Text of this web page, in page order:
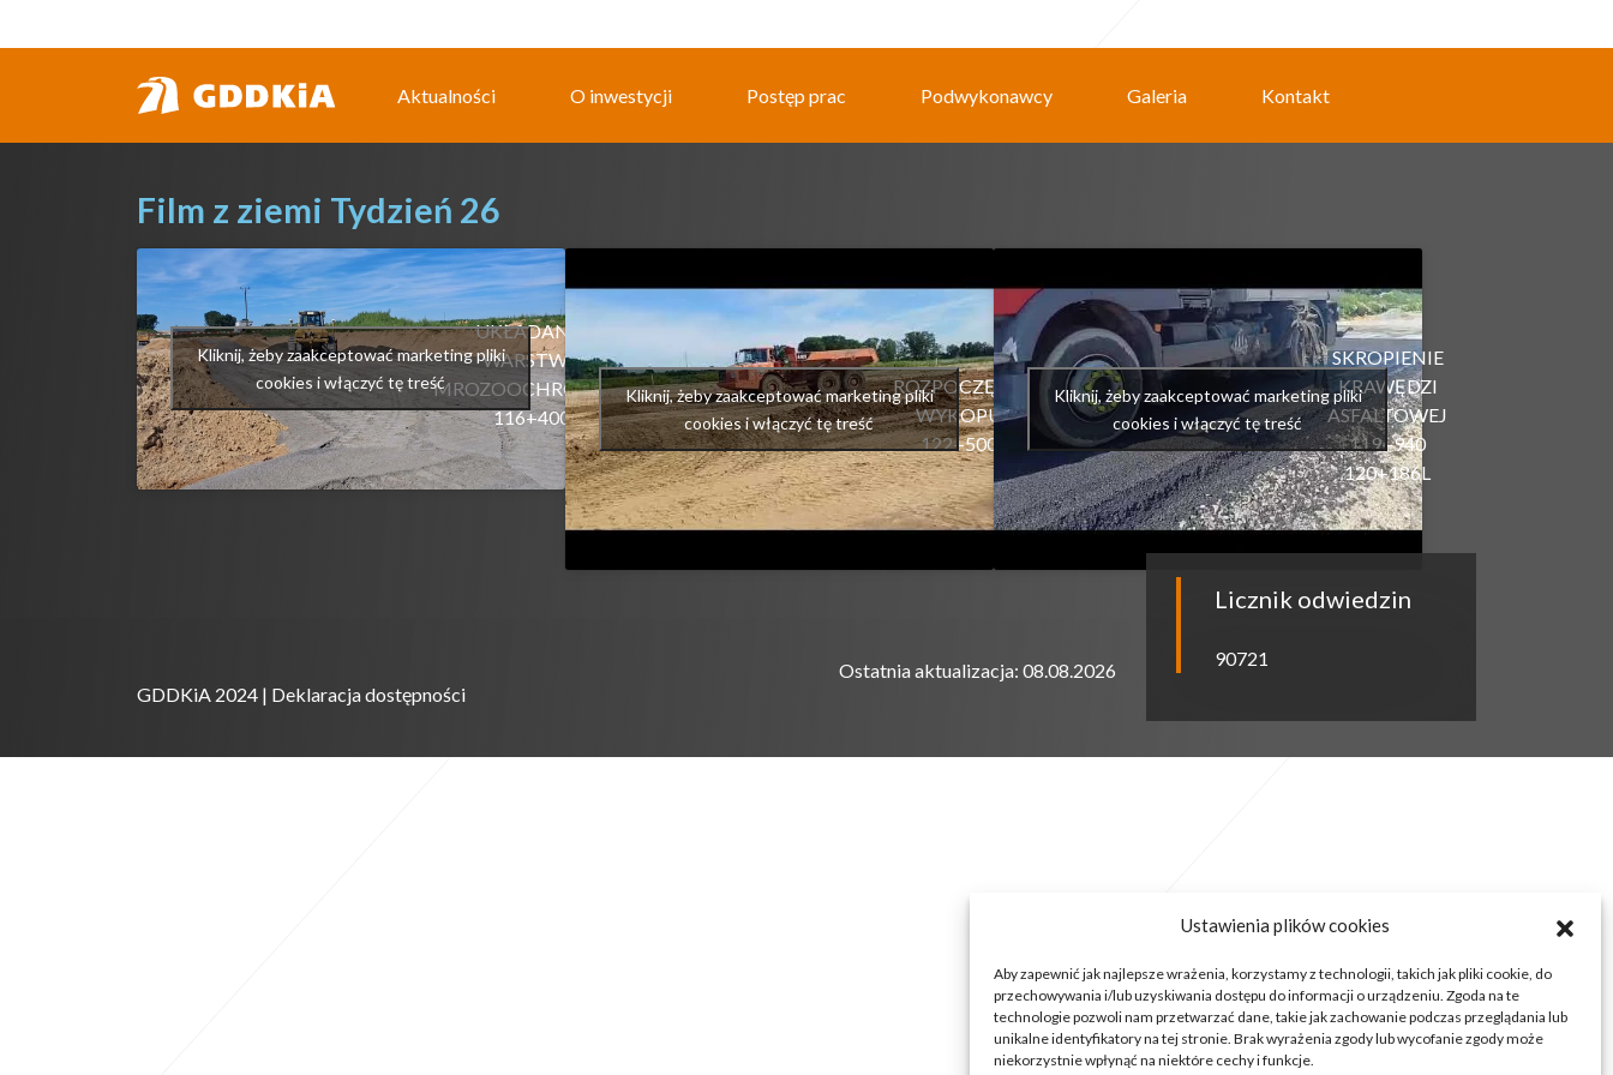
Ustawienia plików cookies
Aby zapewnić jak najlepsze wrażenia, korzystamy z technologii, takich jak pliki cookie, do
przechowywania i/lub uzyskiwania dostępu do informacji o urządzeniu. Zgoda na te
technologie pozwoli nam przetwarzać dane, takie jak zachowanie podczas przeglądania lub
unikalne identyfikatory na tej stronie. Brak wyrażenia zgody lub wycofanie zgody może
niekorzystnie wpłynąć na niektóre cechy i funkcje.
do
Aktualności
O inwestycji Postęp prac Podwykonawcy Galeria Kontakt
Film z ziemi Tydzień 26
UKŁADANIE
WARSTWY
MROZOOCHRONNEJ
116+400
Kliknij, żeby zaakceptować marketing pliki
cookies i włączyć tę treść
ROZPOCZĘCIE
WYKOPU
122+500
Kliknij, żeby zaakceptować marketing pliki
cookies i włączyć tę treść
SKROPIENIE
KRAWĘDZI
ASFALTOWEJ
119+940
120+186L
Kliknij, żeby zaakceptować marketing pliki
cookies i włączyć tę treść
GDDKiA 2024 | Deklaracja dostępności
Ostatnia aktualizacja: 08.08.2026
Licznik odwiedzin
90721